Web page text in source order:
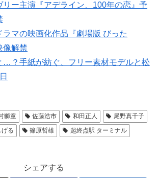
リー主演『アデライン、100年の恋』予
ラマの映画化作品『劇場版 びった
像解禁
…？手紙が紡ぐ、フリー素材モデルと松
獅童 佐藤浩市 和田正人
尾野真千子
げる 篠原哲雄
起終点駅 ターミナル
シェアする